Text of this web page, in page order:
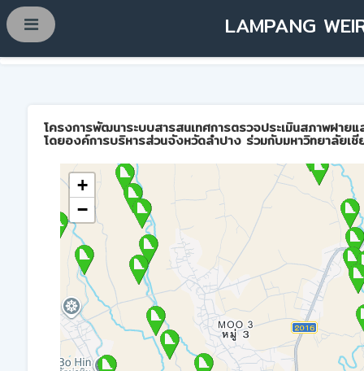
LAMPANG
โครงการพัฒนาระบบสารสนเทศการตรวจประเมินสภาพฝาย
โดยองค์การบริหารส่วนจังหวัดลำปาง ร่วมกับมหาวิทยาลัยเชี
+
−